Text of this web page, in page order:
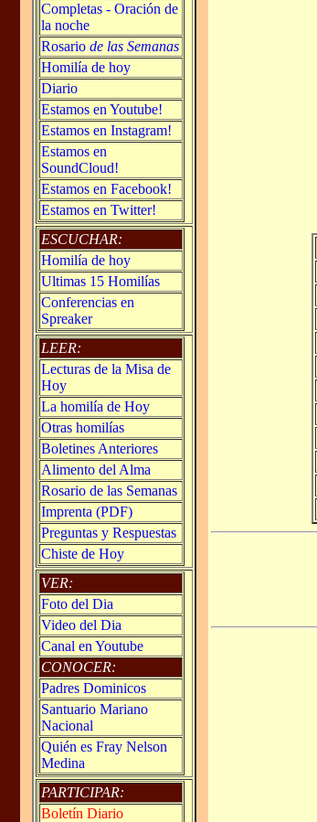
Completas - Oración de
la noche
Rosario de las Semanas
Homilía de hoy
Diario
Estamos en Youtube!
Estamos en Instagram!
Estamos en
SoundCloud!
Estamos en Facebook!
Estamos en Twitter!
ESCUCHAR:
Homilía de hoy
Ultimas 15 Homilías
Conferencias en
Spreaker
LEER:
Lecturas de la Misa de
Hoy
La homilía de Hoy
Otras homilías
Boletines Anteriores
Alimento del Alma
Rosario de las Semanas
Imprenta (PDF)
Preguntas y Respuestas
Chiste de Hoy
VER:
Foto del Dia
Video del Dia
Canal en Youtube
CONOCER:
Padres Dominicos
Santuario Mariano
Nacional
Quién es Fray Nelson
Medina
PARTICIPAR:
Boletín Diario